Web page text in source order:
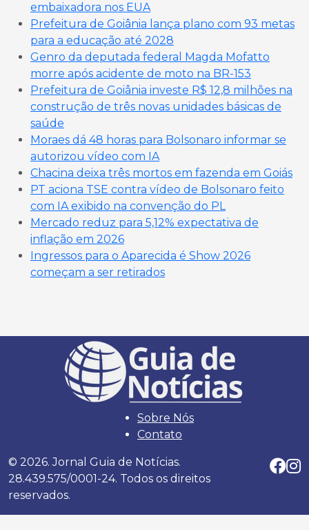
embaixadora nos EUA
Prefeitura de Goiânia lança plano com 93 metas
para a educação até 2028
Genro da deputada federal Magda Mofatto
morre após acidente de moto na BR-153
Prefeitura de Goiânia investe R$ 12,8 milhões na
construção de três novas unidades básicas de
saúde
Moraes dá 48 horas para Bolsonaro informar se
autorizou vídeo com IA
Chacina deixa três mortos em fazenda em Goiás
PT aciona TSE contra vídeo de Bolsonaro feito
com IA exibido na convenção do PL
Mercado reduz para 5,12% expectativa de
inflação em 2026
Ingressos para o Aparecida é Show 2026
começam a ser retirados
Sobre Nós
Contato
© 2026. Jornal Guia de Notícias.
28.439.575/0001-24. Todos os direitos
reservados.